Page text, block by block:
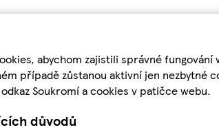
abychom zajistili správné
případě zůstanou aktivní jen
Soukromí a cookies v patičce webu.
důvodů